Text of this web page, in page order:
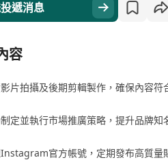
遞消息
容
片拍攝及後期剪輯製作，確保內容符
定並執行市場推廣策略，提升品牌知
官方帳號，定期發布高質量